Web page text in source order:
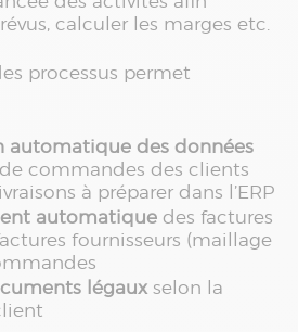
calculer les marges etc.
processus permet
automatique des données
commandes des clients
à préparer dans l’ERP
automatique des factures
fournisseurs (maillage
légaux selon la